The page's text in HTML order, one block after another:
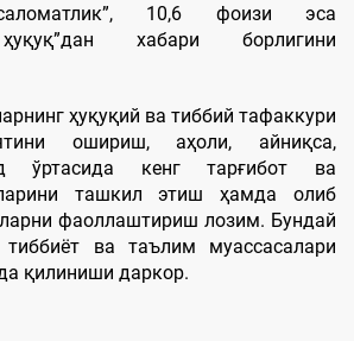
10,6 фоизи эса
хабари борлигини
ҳуқуқий ва тиббий тафаккури
ошириш, аҳоли, айниқса,
ўртасида кенг тарғибот ва
ташкил этиш ҳамда олиб
фаоллаштириш лозим. Бундай
ва таълим муассасалари
қилиниши даркор.